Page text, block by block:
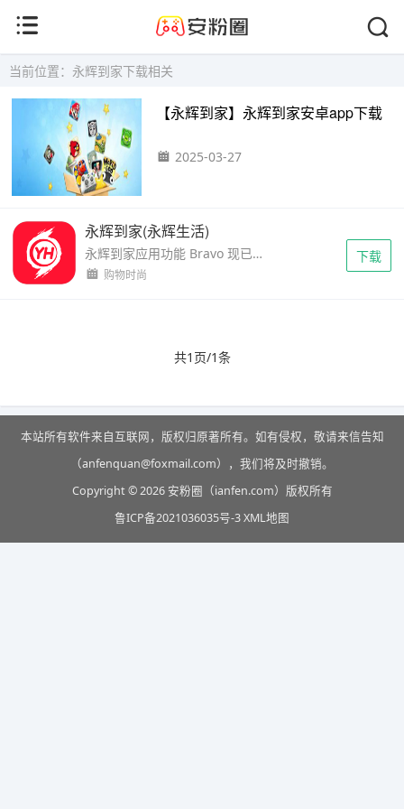
当前位置：永辉到家下载相关
【永辉到家】永辉到家安卓app下载
2025-03-27
永辉到家(永辉生活)
永辉到家应用功能 Bravo 现已上线，为用户提供便捷的生鲜及日用品购物体验。精选商品2小时内送达，确保新鲜直达。产地直采的生鲜食品每日新鲜供应，次日达商城提供量贩式售卖，价格更加...
购物时尚
下载
共1页/1条
本站所有软件来自互联网，版权归原著所有。如有侵权，敬请来信告知
（anfenquan@foxmail.com），我们将及时撤销。
Copyright © 2026 安粉圈（ianfen.com）版权所有
鲁ICP备2021036035号-3XML地图